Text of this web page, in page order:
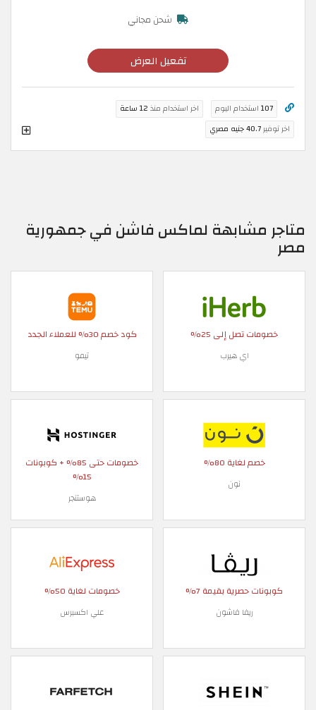
شحن مجاني
تفعيل العرض
107 استخدام اليوم اخر استخدام منذ 12 ساعة
اخر توفير40.7 جنيه مصري
متاجر مشابهة لماكس فاشن في جمهورية
مصر
خصومات تصل إلى 25%
اي هيرب
كود خصم 30% للعملاء الجدد
تيمو
خصم لغاية 80%
نون
خصومات حتى 85% + كوبونات
15%
هوستنجر
كوبونات حصرية بقيمة 7%
ريفا فاشون
خصومات لغاية 50%
علي اكسبرس